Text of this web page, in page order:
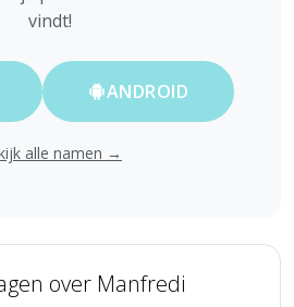
vindt!
ANDROID
alle namen →
over Manfredi